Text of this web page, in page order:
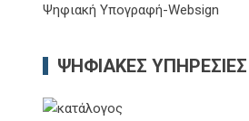
Ψηφιακή Υπογραφή-Websign
ΨΗΦΙΑΚΈΣ ΥΠΗΡΕΣΊΕΣ